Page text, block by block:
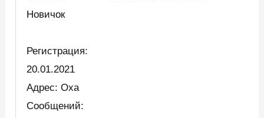
Новичок
Регистрация:
20.01.2021
Адрес: Оха
Сообщений: